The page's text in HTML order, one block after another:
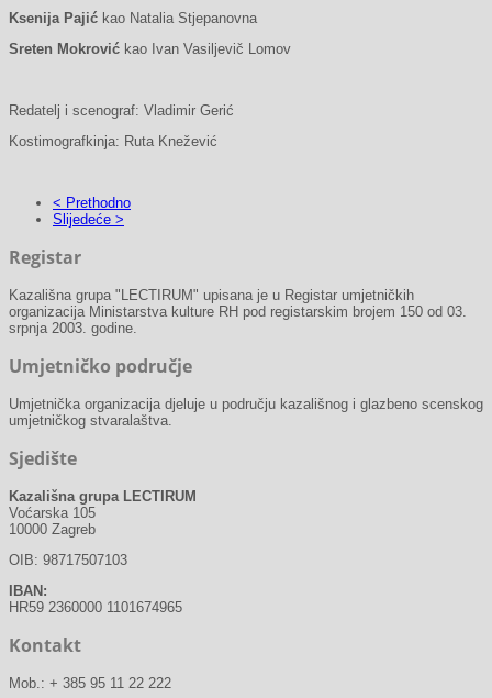
Ksenija Pajić kao Natalia Stjepanovna
Sreten Mokrović kao Ivan Vasiljevič Lomov
Redatelj i scenograf: Vladimir Gerić
Kostimografkinja: Ruta Knežević
< Prethodno
Slijedeće >
Registar
Kazališna grupa "LECTIRUM" upisana je u Registar umjetničkih
organizacija Ministarstva kulture RH pod registarskim brojem 150 od 03.
srpnja 2003. godine.
Umjetničko područje
Umjetnička organizacija djeluje u području kazališnog i glazbeno scenskog
umjetničkog stvaralaštva.
Sjedište
Kazališna grupa LECTIRUM
Voćarska 105
10000 Zagreb
OIB: 98717507103
IBAN:
HR59 2360000 1101674965
Kontakt
Mob.: + 385 95 11 22 222